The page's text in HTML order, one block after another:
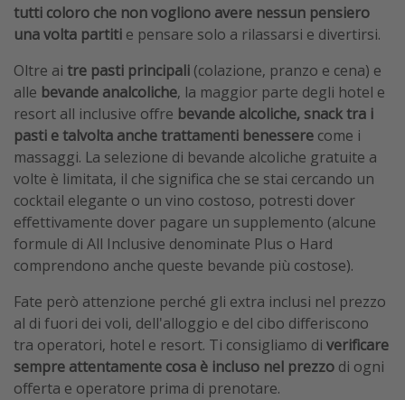
tutti coloro che non vogliono avere nessun pensiero
una volta partiti e pensare solo a rilassarsi e divertirsi.
Oltre ai tre pasti principali (colazione, pranzo e cena) e
alle bevande analcoliche, la maggior parte degli hotel e
resort all inclusive offre bevande alcoliche, snack tra i
pasti e talvolta anche trattamenti benessere come i
massaggi. La selezione di bevande alcoliche gratuite a
volte è limitata, il che significa che se stai cercando un
cocktail elegante o un vino costoso, potresti dover
effettivamente dover pagare un supplemento (alcune
formule di All Inclusive denominate Plus o Hard
comprendono anche queste bevande più costose).
Fate però attenzione perché gli extra inclusi nel prezzo
al di fuori dei voli, dell'alloggio e del cibo differiscono
tra operatori, hotel e resort. Ti consigliamo di verificare
sempre attentamente cosa è incluso nel prezzo di ogni
offerta e operatore prima di prenotare.